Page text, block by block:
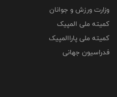
وزارت ورزش و جوانان
کمیته ملی المپیک
کمیته ملی پاراالمپیک
فدراسیون جهانی